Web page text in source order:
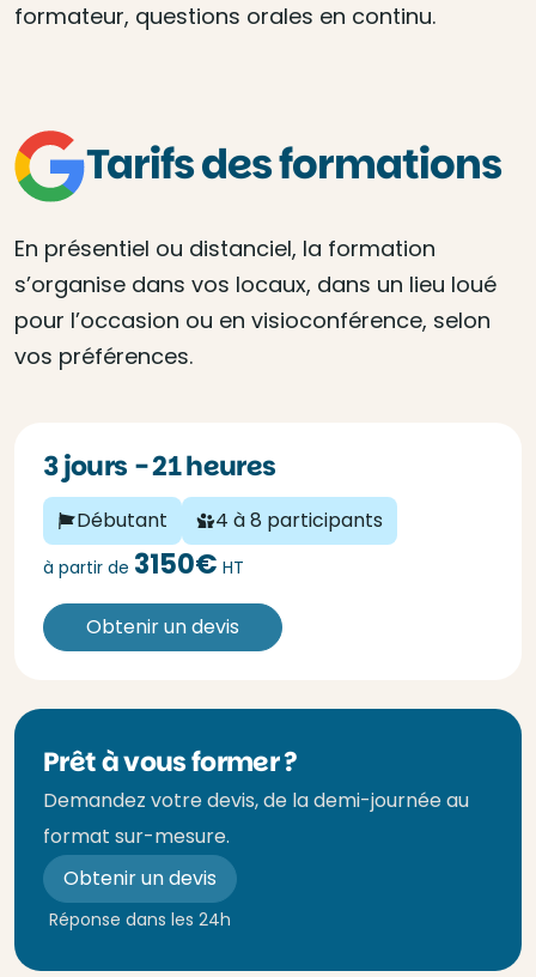
formateur, questions orales en continu.
Tarifs des formations
En présentiel ou distanciel, la formation
s’organise dans vos locaux, dans un lieu loué
pour l’occasion ou en visioconférence, selon
vos préférences.
3 jours - 21 heures
Débutant 4 à 8 participants
à partir de 3150€ HT
Obtenir un devis
Prêt à vous former ?
Demandez votre devis, de la demi-journée au
format sur-mesure.
Obtenir un devis
Réponse dans les 24h